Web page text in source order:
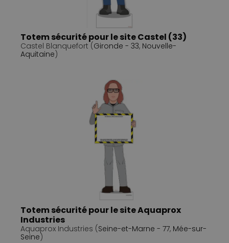
Totem sécurité pour le site Castel (33)
Castel Blanquefort (Gironde - 33, Nouvelle-
Aquitaine)
Totem sécurité pour le site Aquaprox
Industries
Aquaprox Industries (Seine-et-Marne - 77, Mée-sur-
Seine)